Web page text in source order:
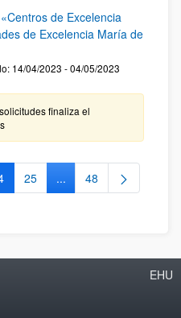
de Excelencia
de Excelencia María de
14/04/2023 - 04/05/2023
finaliza el
Use TAB para desplazarse.
Página
25 ...Páginas intermedias
Página
48
EHU